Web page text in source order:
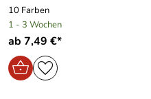
10 Farben
1 - 3 Wochen
ab 7,49 €*